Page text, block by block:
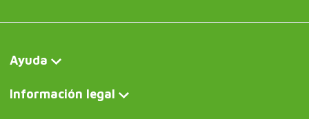
Ayuda
Información legal